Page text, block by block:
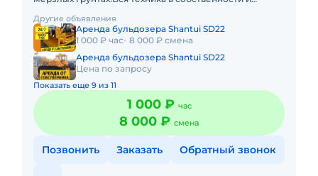
механизаторами с опытом работ на
Другие объявления
Аренда бульдозера Shantui SD22
1 000 ₽ час 8 000 ₽ смена
Аренда бульдозера Shantui SD22
Цена по запросу
Показать еще 9 из 11
1 000 ₽ час
8 000 ₽ смена
Позвонить Заказать Обратный звонок